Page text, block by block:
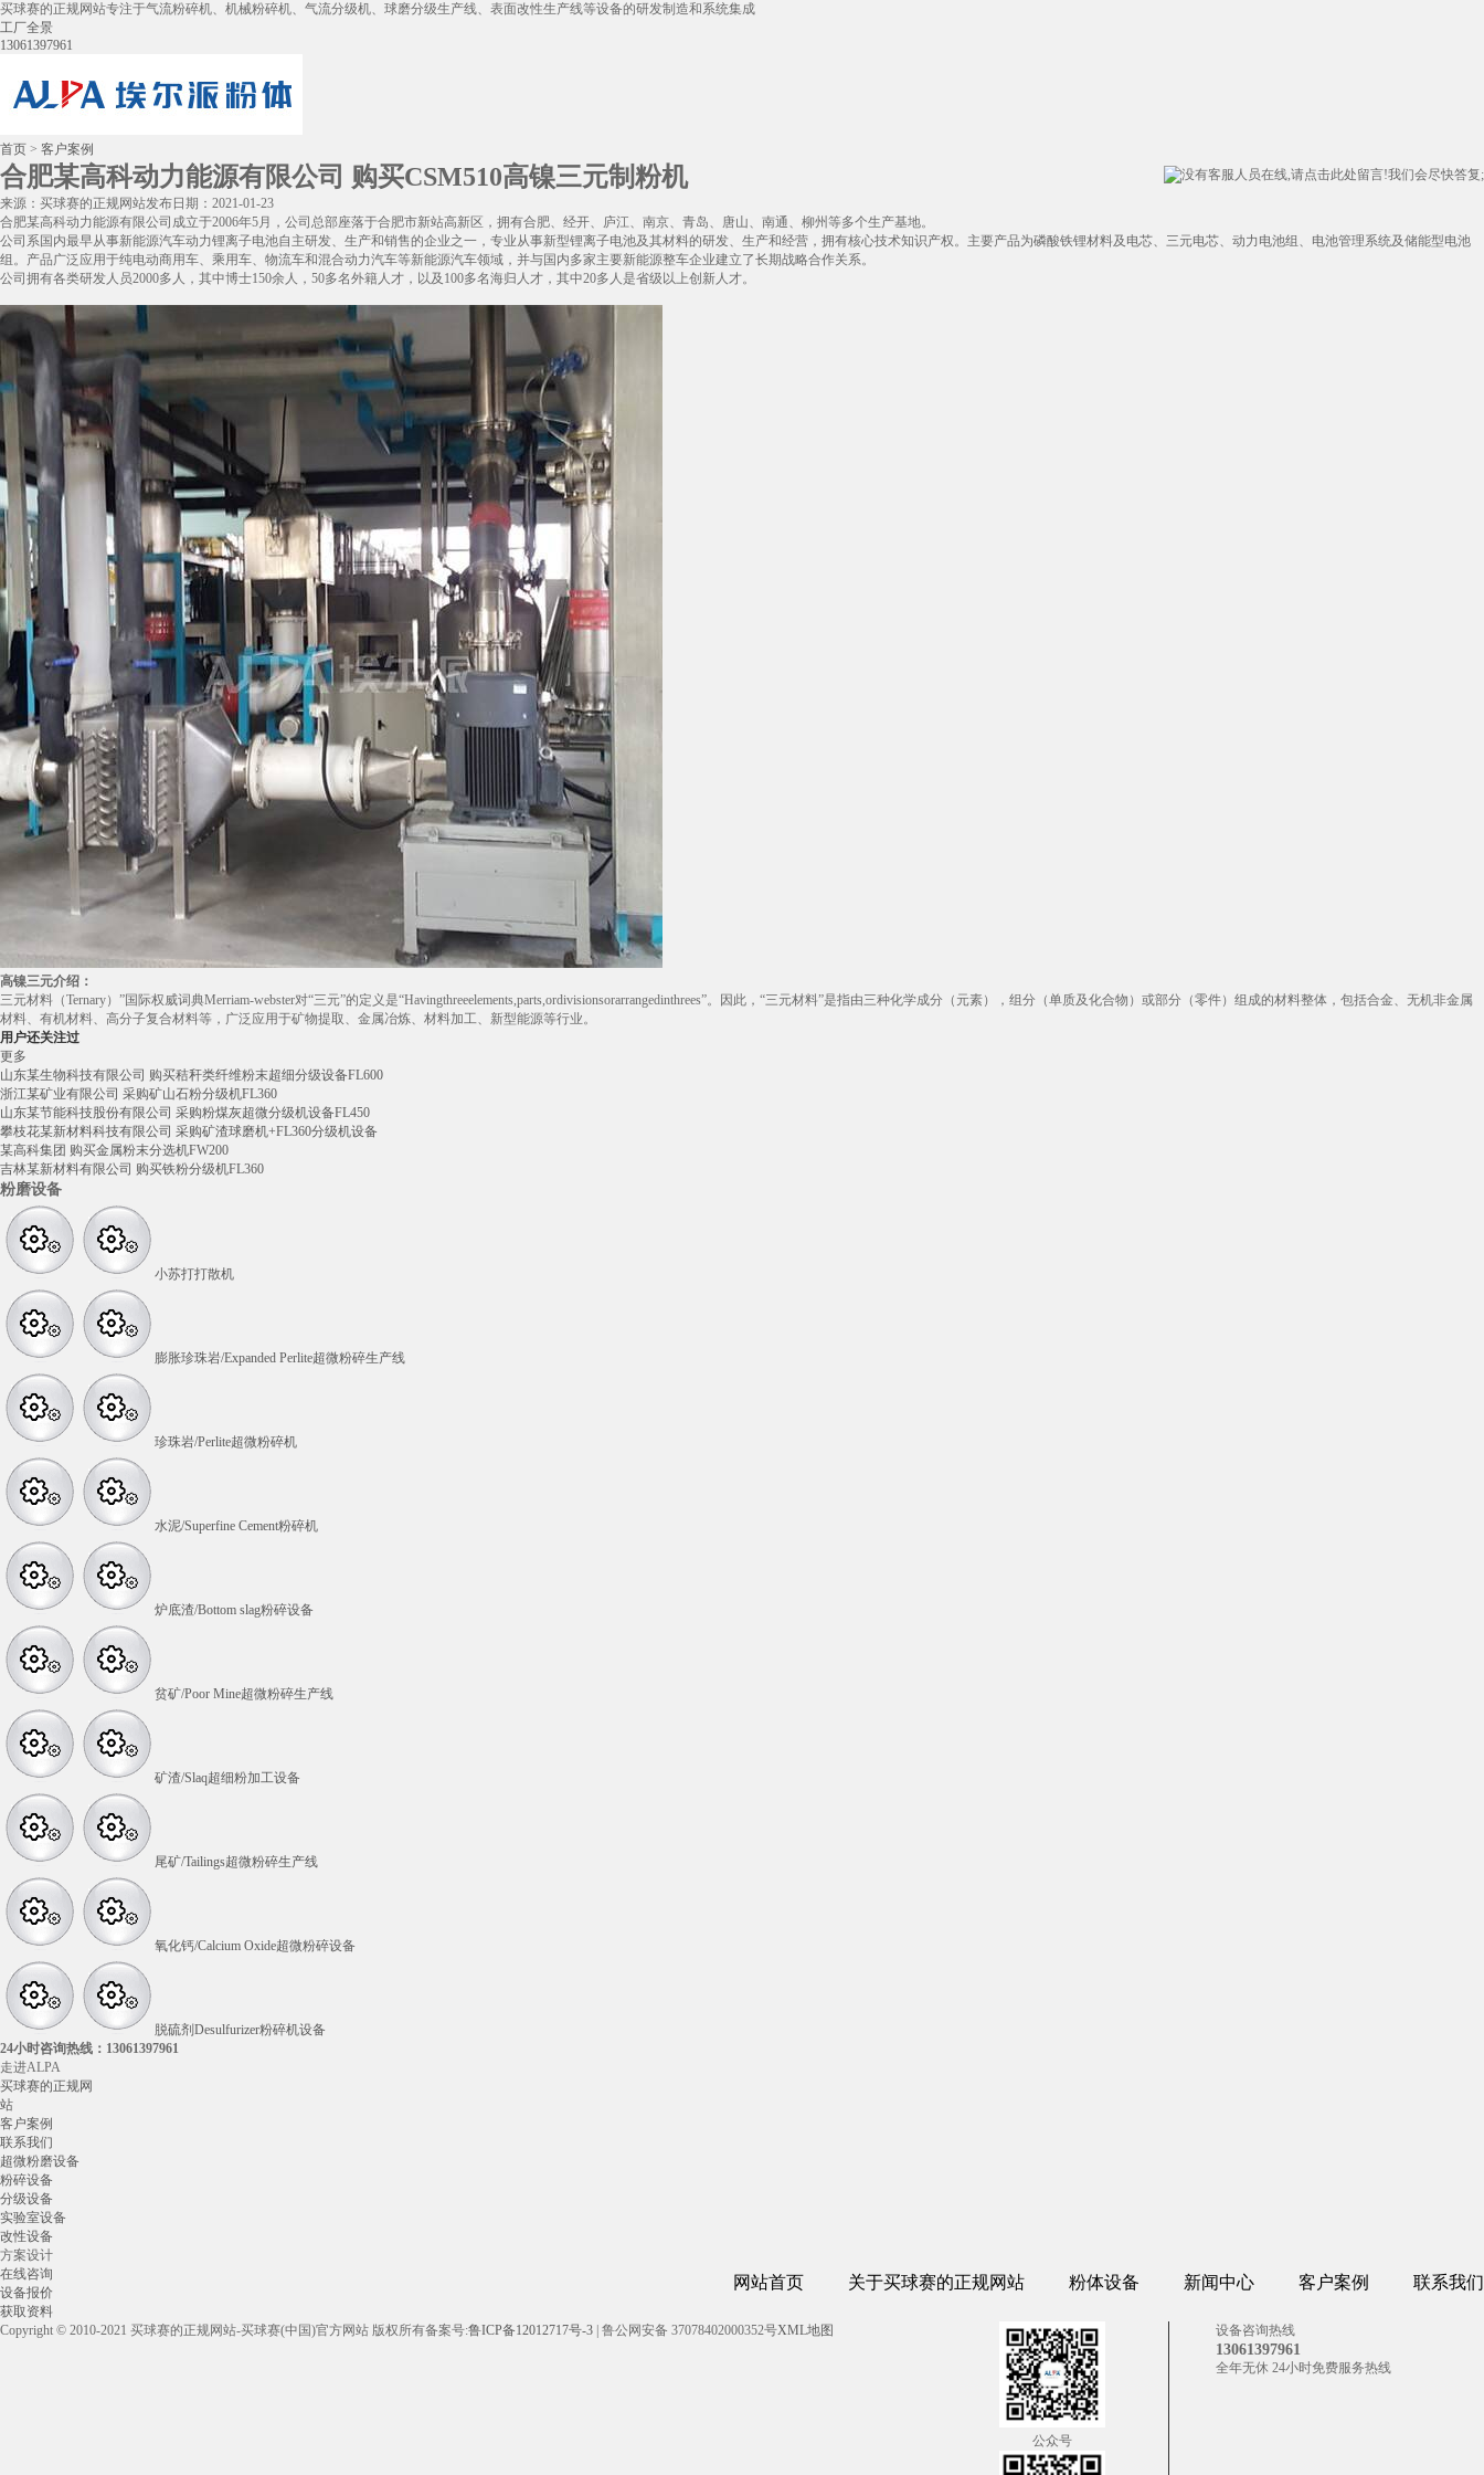
买球赛的正规网站专注于气流粉碎机、机械粉碎机、气流分级机、球磨分级生产线、表面改性生产线等设备的研发制造和系统集成
工厂全景
13061397961
网站首页 关于买球赛的正规网站 粉体设备 新闻中心 客户案例 联系我们
首页 > 客户案例
合肥某高科动力能源有限公司 购买CSM510高镍三元制粉机
来源：买球赛的正规网站发布日期：2021-01-23
合肥某高科动力能源有限公司成立于2006年5月，公司总部座落于合肥市新站高新区，拥有合肥、经开、庐江、南京、青岛、唐山、南通、柳州等多个生产基地。
公司系国内最早从事新能源汽车动力锂离子电池自主研发、生产和销售的企业之一，专业从事新型锂离子电池及其材料的研发、生产和经营，拥有核心技术知识产权。主要产品为磷酸铁锂材料及电芯、三元电芯、动力电池组、电池管理系统及储能型电池
组。产品广泛应用于纯电动商用车、乘用车、物流车和混合动力汽车等新能源汽车领域，并与国内多家主要新能源整车企业建立了长期战略合作关系。
公司拥有各类研发人员2000多人，其中博士150余人，50多名外籍人才，以及100多名海归人才，其中20多人是省级以上创新人才。
高镍三元介绍：
三元材料（Ternary）”国际权威词典Merriam-webster对“三元”的定义是“Havingthreeelements,parts,ordivisionsorarrangedinthrees”。因此，“三元材料”是指由三种化学成分（元素），组分（单质及化合物）或部分（零件）组成的材料整体，包括合金、无机非金属
材料、有机材料、高分子复合材料等，广泛应用于矿物提取、金属冶炼、材料加工、新型能源等行业。
用户还关注过
更多
山东某生物科技有限公司 购买秸秆类纤维粉末超细分级设备FL600
浙江某矿业有限公司 采购矿山石粉分级机FL360
山东某节能科技股份有限公司 采购粉煤灰超微分级机设备FL450
攀枝花某新材料科技有限公司 采购矿渣球磨机+FL360分级机设备
某高科集团 购买金属粉末分选机FW200
吉林某新材料有限公司 购买铁粉分级机FL360
粉磨设备
小苏打打散机
膨胀珍珠岩/Expanded Perlite超微粉碎生产线
珍珠岩/Perlite超微粉碎机
水泥/Superfine Cement粉碎机
炉底渣/Bottom slag粉碎设备
贫矿/Poor Mine超微粉碎生产线
矿渣/Slaq超细粉加工设备
尾矿/Tailings超微粉碎生产线
氧化钙/Calcium Oxide超微粉碎设备
脱硫剂Desulfurizer粉碎机设备
24小时咨询热线： 13061397961
走进ALPA
买球赛的正规网
站
客户案例
联系我们
超微粉磨设备
粉碎设备
分级设备
实验室设备
改性设备
方案设计
在线咨询
设备报价
获取资料
设备咨询热线
13061397961
全年无休 24小时免费服务热线
公众号
Copyright © 2010-2021 买球赛的正规网站-买球赛(中国)官方网站 版权所有备案号:鲁ICP备12012717号-3 | 鲁公网安备 37078402000352号XML地图